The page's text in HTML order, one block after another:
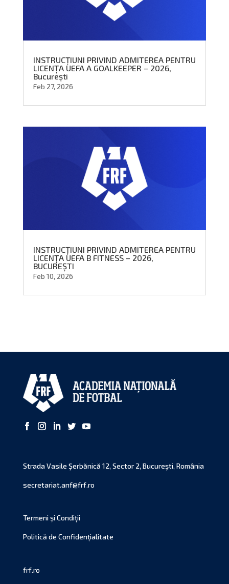
INSTRUCȚIUNI PRIVIND ADMITEREA PENTRU
LICENȚA UEFA A GOALKEEPER – 2026,
București
Feb 27, 2026
INSTRUCȚIUNI PRIVIND ADMITEREA PENTRU
LICENȚA UEFA B FITNESS – 2026,
BUCUREȘTI
Feb 10, 2026
Strada Vasile Şerbănică 12, Sector 2, Bucureşti, România
secretariat.anf@frf.ro
Termeni și Condiții
Politică de Confidențialitate
frf.ro